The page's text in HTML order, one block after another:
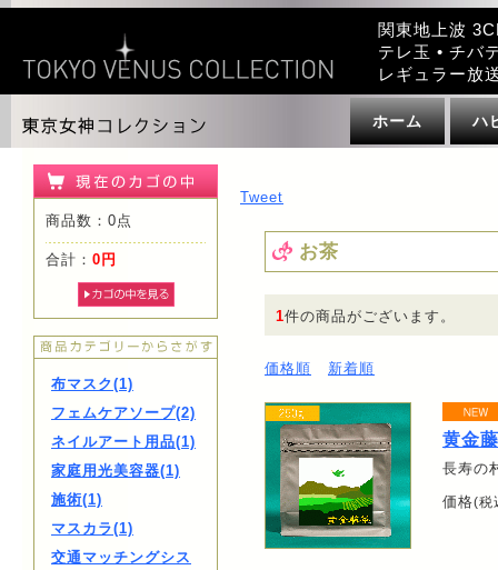
関東地上波
テレ玉 • チバ
レギュラー放
ホーム ハ
商品数：0点
合計： 0円
布マスク(1)
フェムケアソープ(2)
ネイルアート用品(1)
家庭用光美容器(1)
施術(1)
マスカラ(1)
交通マッチングシス
Tweet
お茶
1件の商品がございます。
価格順 新着順
黄金
長寿の
価格(税